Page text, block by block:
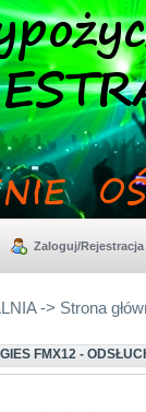
Zaloguj/Rejestracja
-> Strona
FMX12 -